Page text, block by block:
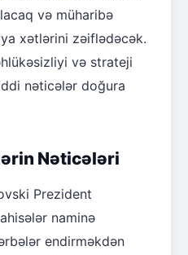
və müharibə
xətlərini zəiflədəcək.
və strateji
nəticələr doğura
Nəticələri
Prezident
naminə
endirməkdən